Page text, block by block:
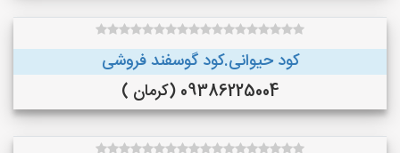
کود حیوانی.کود گوسفند فروشی
09386225004 (کرمان )